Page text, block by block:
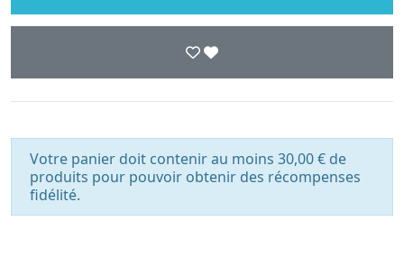
Votre panier doit contenir au moins 30,00 € de
produits pour pouvoir obtenir des récompenses
fidélité.